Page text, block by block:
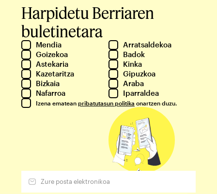
Harpidetu Berriaren
buletinetara
Mendia
Arratsaldekoa
Goizekoa
Badok
Astekaria
Kinka
Kazetaritza
Gipuzkoa
Bizkaia
Araba
Nafarroa
Iparraldea
Izena ematean pribatutasun politika onartzen duzu.